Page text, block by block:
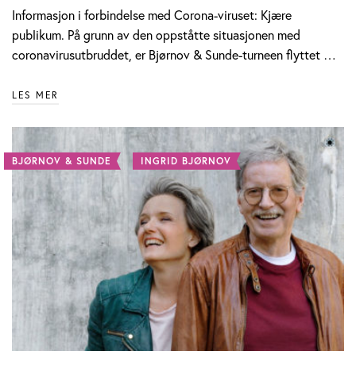
Informasjon i forbindelse med Corona-viruset: Kjære
publikum. På grunn av den oppståtte situasjonen med
coronavirusutbruddet, er Bjørnov & Sunde-turneen flyttet …
LES MER
BJØRNOV & SUNDE INGRID BJØRNOV